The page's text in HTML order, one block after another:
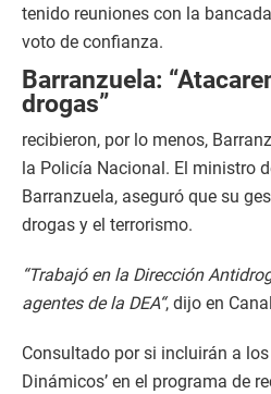
tenido reuniones con la
voto de confianza.
Barranzuela:
drogas”
recibieron, por lo menos,
la Policía Nacional. El ministro
Barranzuela, aseguró que su
drogas y el terrorismo.
“Trabajó en la Dirección
agentes de la DEA“, dijo en
Consultado por si incluirán a
Dinámicos’ en el programa de